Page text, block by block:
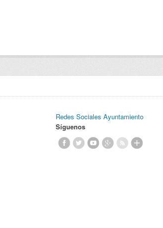
Redes Sociales Ayuntamiento
Síguenos